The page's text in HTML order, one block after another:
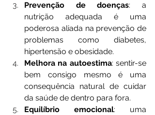
Prevenção de doenças: a
nutrição adequada é uma
poderosa aliada na prevenção de
problemas como diabetes,
hipertensão e obesidade.
Melhora na autoestima: sentir-se
bem consigo mesmo é uma
consequência natural de cuidar
da saúde de dentro para fora.
Equilíbrio emocional: uma